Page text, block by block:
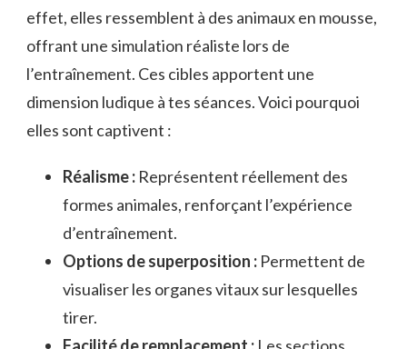
effet, elles ressemblent à des animaux en mousse,
offrant une simulation réaliste lors de
l’entraînement. Ces cibles apportent une
dimension ludique à tes séances. Voici pourquoi
elles sont captivent :
Réalisme : Représentent réellement des
formes animales, renforçant l’expérience
d’entraînement.
Options de superposition : Permettent de
visualiser les organes vitaux sur lesquelles
tirer.